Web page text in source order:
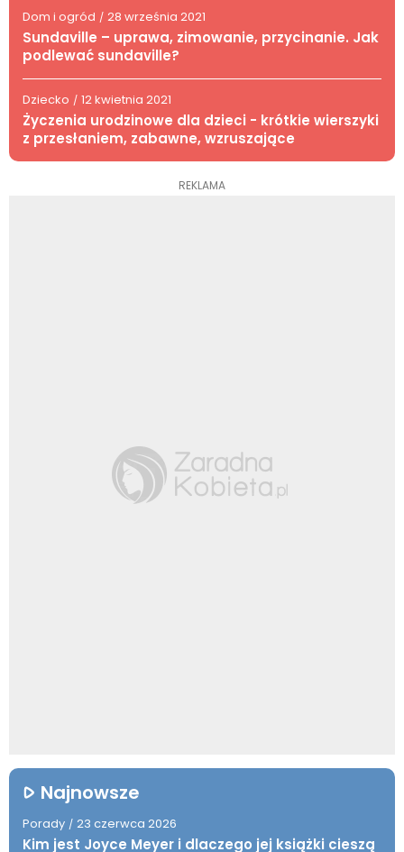
Dom i ogród / 28 września 2021
Sundaville – uprawa, zimowanie, przycinanie. Jak
podlewać sundaville?
Dziecko / 12 kwietnia 2021
Życzenia urodzinowe dla dzieci - krótkie wierszyki
z przesłaniem, zabawne, wzruszające
REKLAMA
Najnowsze
Porady / 23 czerwca 2026
Kim jest Joyce Meyer i dlaczego jej książki cieszą